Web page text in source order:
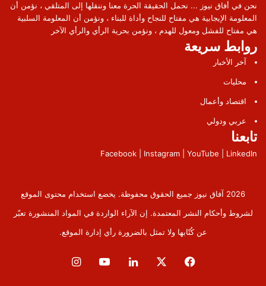
نحن في أفاق نيوز ... نحمل الحقيقة الحرة معنا وننقلها إلى المتلقي ، نؤمن أن
المعلومة الإيجابية هي مفتاح للنجاح وأداة للبناء ، ونؤمن أن المعلومة السلبية
هي مفتاح للفشل ومعول للهدم ، ونؤمن بحرية الرأي والرأي الآخر
روابط سريعة
آخر الأخبار
محليات
اقتصاد وأعمال
عربي ودولي
تابعنا
Facebook | Instagram | YouTube | LinkedIn
2026 آفاق نيوز جميع الحقوق محفوظة. يخضع استخدام محتوى الموقع
لشروط وأحكام النشر المعتمدة. إن الآراء الواردة في المواد المنشورة تعبّر
عن كُتّابها ولا تمثل بالضرورة رأي إدارة الموقع.
فيسبوك لينكدإن ‫YouTube